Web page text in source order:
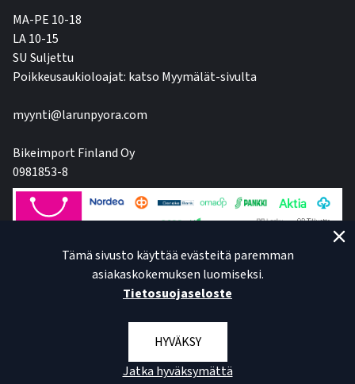
MA-PE 10-18
LA 10-15
SU Suljettu
Poikkeusaukioloajat: katso Myymälät-sivulta
myynti@larunpyora.com
Bikeimport Finland Oy
0981853-8
Tämä sivusto käyttää evästeitä paremman
asiakaskokemuksen luomiseksi.
Tietosuojaseloste
HYVÄKSY
Jatka hyväksymättä